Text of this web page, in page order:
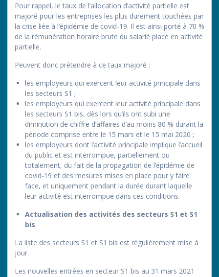
Pour rappel, le taux de l’allocation d’activité partielle est
majoré pour les entreprises les plus durement touchées par
la crise liée à l’épidémie de covid-19. Il est ainsi porté à 70 %
de la rémunération horaire brute du salarié placé en activité
partielle.
Peuvent donc prétendre à ce taux majoré :
les employeurs qui exercent leur activité principale dans
les secteurs S1 ;
les employeurs qui exercent leur activité principale dans
les secteurs S1 bis, dès lors qu’ils ont subi une
diminution de chiffre d’affaires d’au moins 80 % durant la
période comprise entre le 15 mars et le 15 mai 2020 ;
les employeurs dont l’activité principale implique l’accueil
du public et est interrompue, partiellement ou
totalement, du fait de la propagation de l’épidémie de
covid-19 et des mesures mises en place pour y faire
face, et uniquement pendant la durée durant laquelle
leur activité est interrompue dans ces conditions.
Actualisation des activités des secteurs S1 et S1
bis
La liste des secteurs S1 et S1 bis est régulièrement mise à
jour.
Les nouvelles entrées en secteur S1 bis au 31 mars 2021